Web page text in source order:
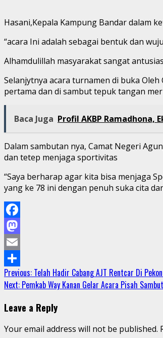
Hasani,Kepala Kampung Bandar dalam
“acara Ini adalah sebagai bentuk dan
Alhamdulillah masyarakat sangat
Selanjytnya acara turnamen di buka
pertama dan di sambut tepuk tangan
Baca Juga Profil AKBP Ramadhona,
Dalam sambutan nya, Camat Negeri
dan tetep menjaga sportivitas
“Saya berharap agar kita bisa menjaga
yang ke 78 ini dengan penuh suka cita
Facebook
Mastodon
Email
Share
Continue
Reading
Previous: Telah Hadir Cabang AJT Rentcar Di
Next: Pemkab Way Kanan Gelar Acara Pisah
Leave a Reply
Your email address will not be published.